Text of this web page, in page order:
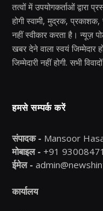
तत्वों में उपयोगकर्ताओं द्वारा
होगी स्वामी, मुद्रक,
नहीं स्वीकार करता है। न्यूज़
खबर देने वाला स्वयं जिम्मेदार
जिम्मेदारी नहीं होगी. सभी
हमसे सम्पर्क करें
संपादक - Mansoor
मोबाइल - +91
ईमेल -
कार्यालय